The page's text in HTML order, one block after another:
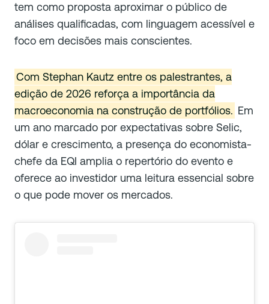
tem como proposta aproximar o público de
análises qualificadas, com linguagem acessível e
foco em decisões mais conscientes.
Com Stephan Kautz entre os palestrantes, a
edição de 2026 reforça a importância da
macroeconomia na construção de portfólios. Em
um ano marcado por expectativas sobre Selic,
dólar e crescimento, a presença do economista-
chefe da EQI amplia o repertório do evento e
oferece ao investidor uma leitura essencial sobre
o que pode mover os mercados.